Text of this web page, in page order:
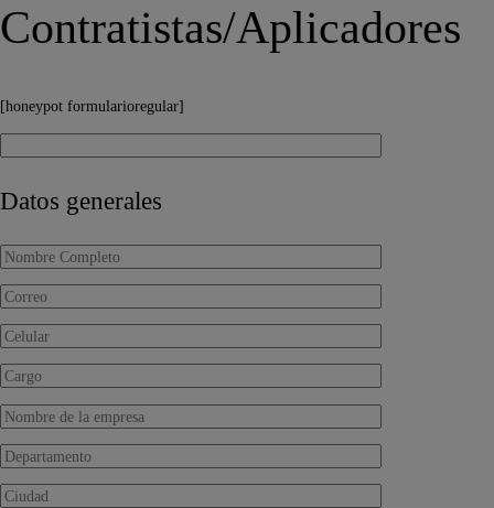
Contratistas/Aplicadores
[honeypot formularioregular]
Datos generales